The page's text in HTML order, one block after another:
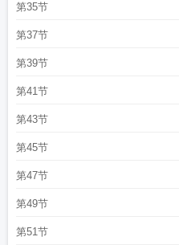
第35节
第37节
第39节
第41节
第43节
第45节
第47节
第49节
第51节